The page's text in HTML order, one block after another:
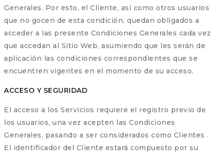
Generales. Por esto, el Cliente, así como otros usuarios
que no gocen de esta condición, quedan obligados a
acceder a las presente Condiciones Generales cada vez
que accedan al Sitio Web, asumiendo que les serán de
aplicación las condiciones correspondientes que se
encuentren vigentes en el momento de su acceso.
ACCESO Y SEGURIDAD
El acceso a los Servicios requiere el registro previo de
los usuarios, una vez acepten las Condiciones
Generales, pasando a ser considerados como Clientes .
El identificador del Cliente estará compuesto por su